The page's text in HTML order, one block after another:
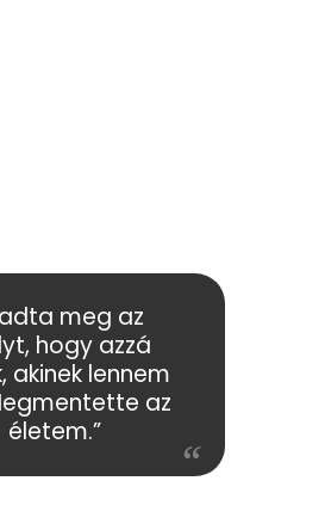
meg az
hogy azzá
akinek lennem
az
életem.”